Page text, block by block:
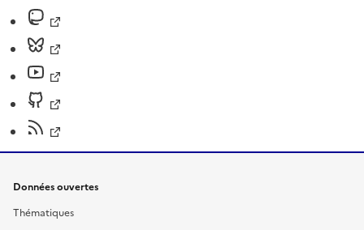
Données ouvertes
Thématiques